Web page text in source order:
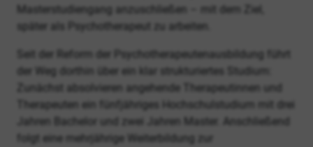
Masterstudiengang anzuschließen – mit dem Ziel,
später als Psychotherapeut zu arbeiten.
Seit der Reform der Psychotherapeutenausbildung führt
der Weg dorthin über ein klar strukturiertes Studium:
Zunächst absolvieren angehende Therapeutinnen und
Therapeuten ein fünfjähriges Hochschulstudium mit drei
Jahren Bachelor und zwei Jahren Master. Anschließend
folgt eine mehrjährige Weiterbildung zur